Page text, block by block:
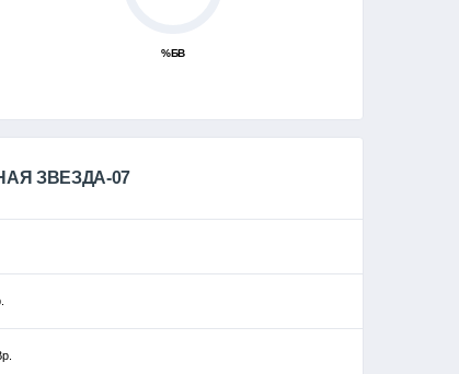
%БВ
ЗВЕЗДА-07